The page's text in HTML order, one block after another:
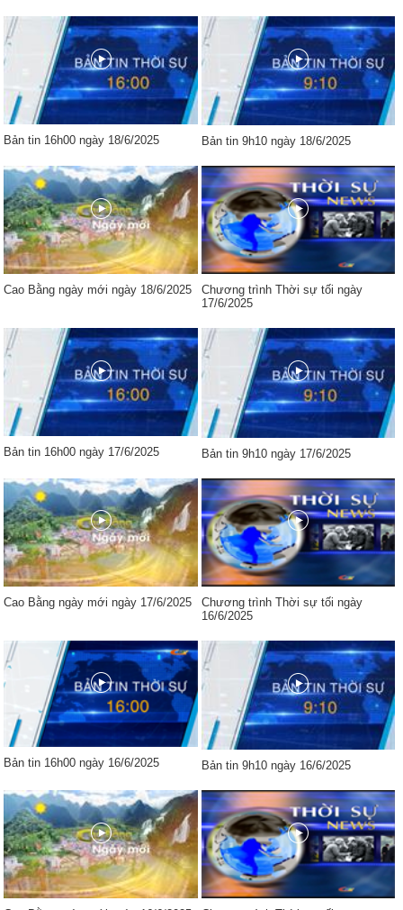
Bản tin 16h00 ngày 18/6/2025 Bản tin 9h10 ngày 18/6/2025
Cao Bằng ngày mới ngày 18/6/2025
Chương trình Thời sự tối ngày
17/6/2025
Bản tin 16h00 ngày 17/6/2025 Bản tin 9h10 ngày 17/6/2025
Cao Bằng ngày mới ngày 17/6/2025
Chương trình Thời sự tối ngày
16/6/2025
Bản tin 16h00 ngày 16/6/2025 Bản tin 9h10 ngày 16/6/2025